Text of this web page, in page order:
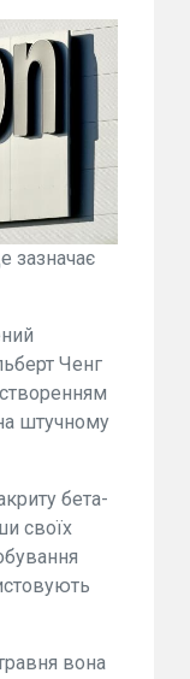
зазначає
Ченг
штучному
бета-
своїх
вона